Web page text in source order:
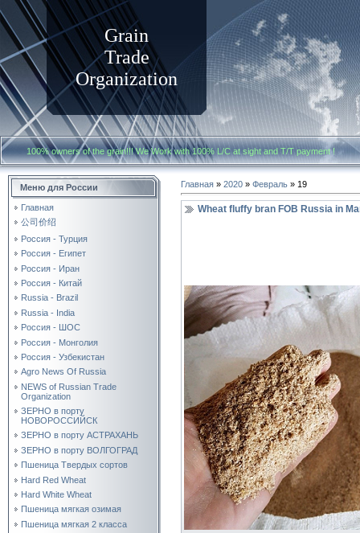
Grain
Trade
Organization
100% owners of the grain!!! We Work with100% L/C at sight and T/T payment
Меню для России
Главная
公司价绍
Россия - Турция
Россия - Египет
Россия - Иран
Россия - Китай
Russia - Brazil
Russia - India
Россия - ШОС
Россия - Монголия
Россия - Узбекистан
Agro News Of Russia
NEWS of Russian Trade
Organization
ЗЕРНО в порту
НОВОРОССИЙСК
ЗЕРНО в порту АСТРАХАНЬ
ЗЕРНО в порту ВОЛГОГРАД
Пшеница Твердых сортов
Hard Red Wheat
Hard White Wheat
Пшеница мягкая озимая
Пшеница мягкая 2 класса
Главная » 2020 » Февраль » 19
Wheat fluffy bran FOB Russia in